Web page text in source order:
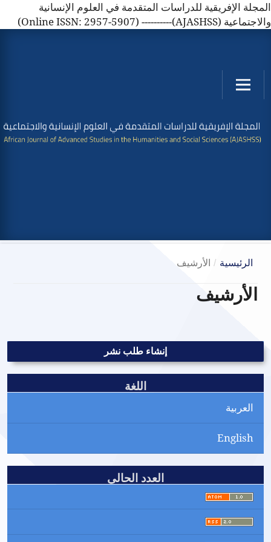
المجلة الإفريقية للدراسات المتقدمة في العلوم الإنسانية
والاجتماعية (AJASHSS)---------- (Online ISSN: 2957-5907)
الرئيسية / الأرشيف
الأرشيف
إنشاء طلب نشر
اللغة
العربية
English
العدد الحالي